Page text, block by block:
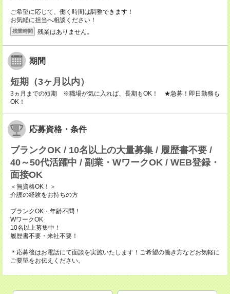
ご希望に応じて、働く時間は調整できます！
お気軽に担当へ相談ください！
残業時間 残業はありません。
期間
短期（3ヶ月以内）
3ヵ月までの短期 ※職場が気に入れば、長期もOK！ ★急募！即日勤務も
OK！
応募資格・条件
ブランクOK / 10名以上の大量募集 / 履歴書不要 /
40～50代活躍中 / 副業・WワークOK / WEB登録・
面接OK
＜無資格OK！＞
介護の経験をお持ちの方
ブランクOK・年齢不問！
WワークOK
10名以上募集中！
履歴書不要・来社不要！
＊応募後はお電話にて面談を実施いたします！ご希望の働き方などお気軽に
ご要望をお伝えください。